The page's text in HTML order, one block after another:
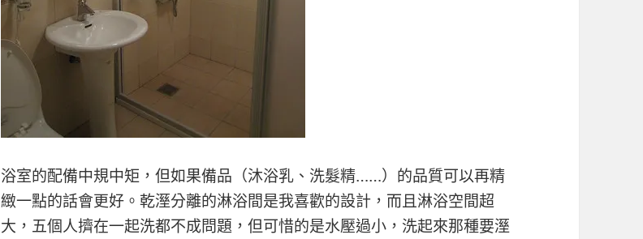
浴室的配備中規中矩，但如果備品（沐浴乳、洗髮精……）的品質可以再精
緻一點的話會更好。乾溼分離的淋浴間是我喜歡的設計，而且淋浴空間超
大，五個人擠在一起洗都不成問題，但可惜的是水壓過小，洗起來那種要溼